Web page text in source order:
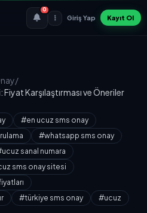
0
Giriş Yap Kayıt Ol
/
Karşılaştırması ve Öneriler
#en ucuz sms onay
#whatsapp sms onay
sanal numara
sms onay sitesi
#türkiye sms onay #ucuz